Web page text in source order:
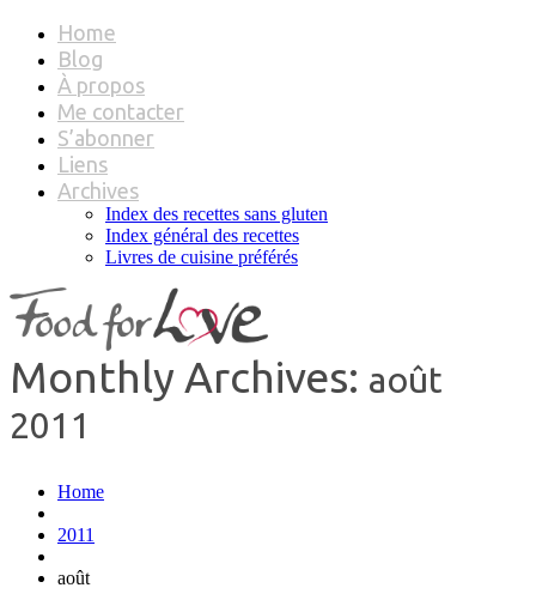
Home
Blog
À propos
Me contacter
S’abonner
Liens
Archives
Index des recettes sans gluten
Index général des recettes
Livres de cuisine préférés
Monthly Archives: août
2011
Home
2011
août